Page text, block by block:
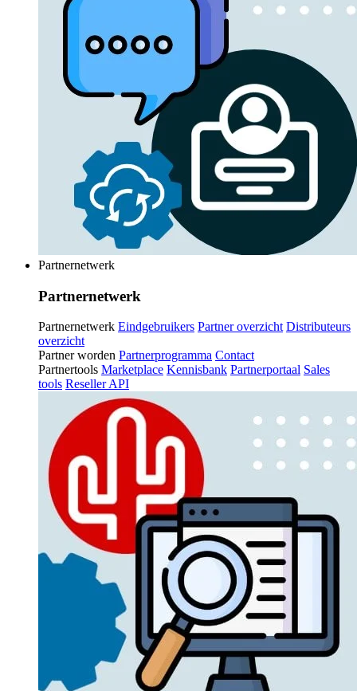
Partnernetwerk
Partnernetwerk
Partnernetwerk Eindgebruikers Partner overzicht Distributeurs
overzicht
Partner worden Partnerprogramma Contact
Partnertools Marketplace Kennisbank Partnerportaal Sales
tools Reseller API